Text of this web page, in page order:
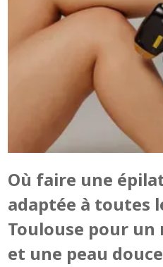
Où faire une
adaptée à toutes
Toulouse pour
et une peau douce